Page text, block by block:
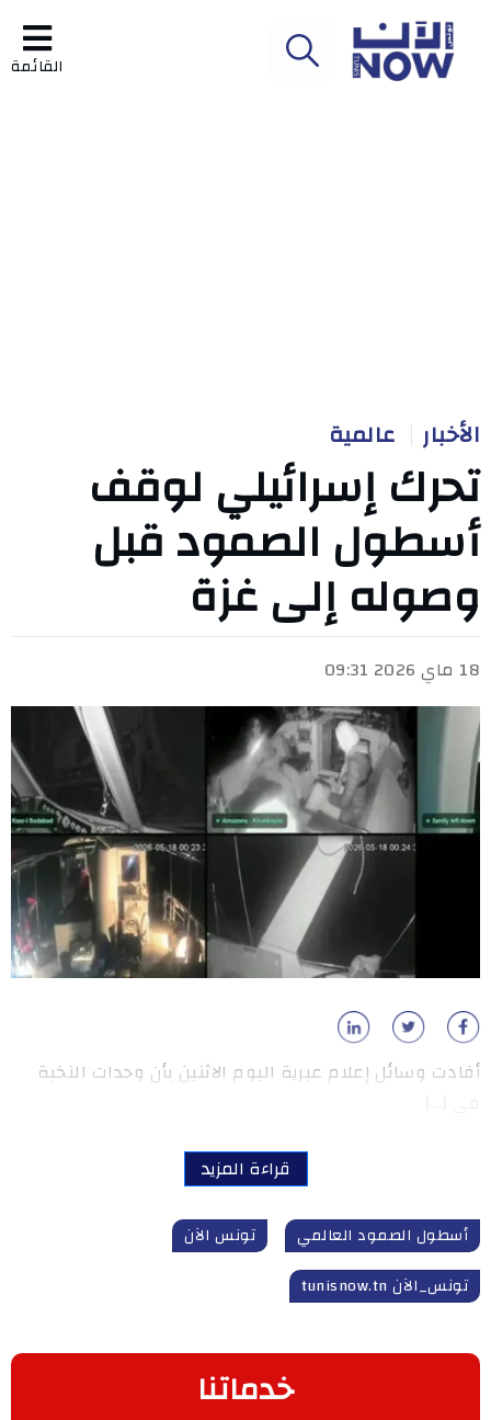
القائمة
الأخبار عالمية
تحرك إسرائيلي لوقف
أسطول الصمود قبل
وصوله إلى غزة
18 ماي 2026 09:31
أفادت وسائل إعلام عبرية اليوم الاثنين بأن وحدات النخبة
قراءة المزيد
أسطول الصمود العالمي
تونس الآن
تونس_الآن tunisnow.tn
خدماتنا